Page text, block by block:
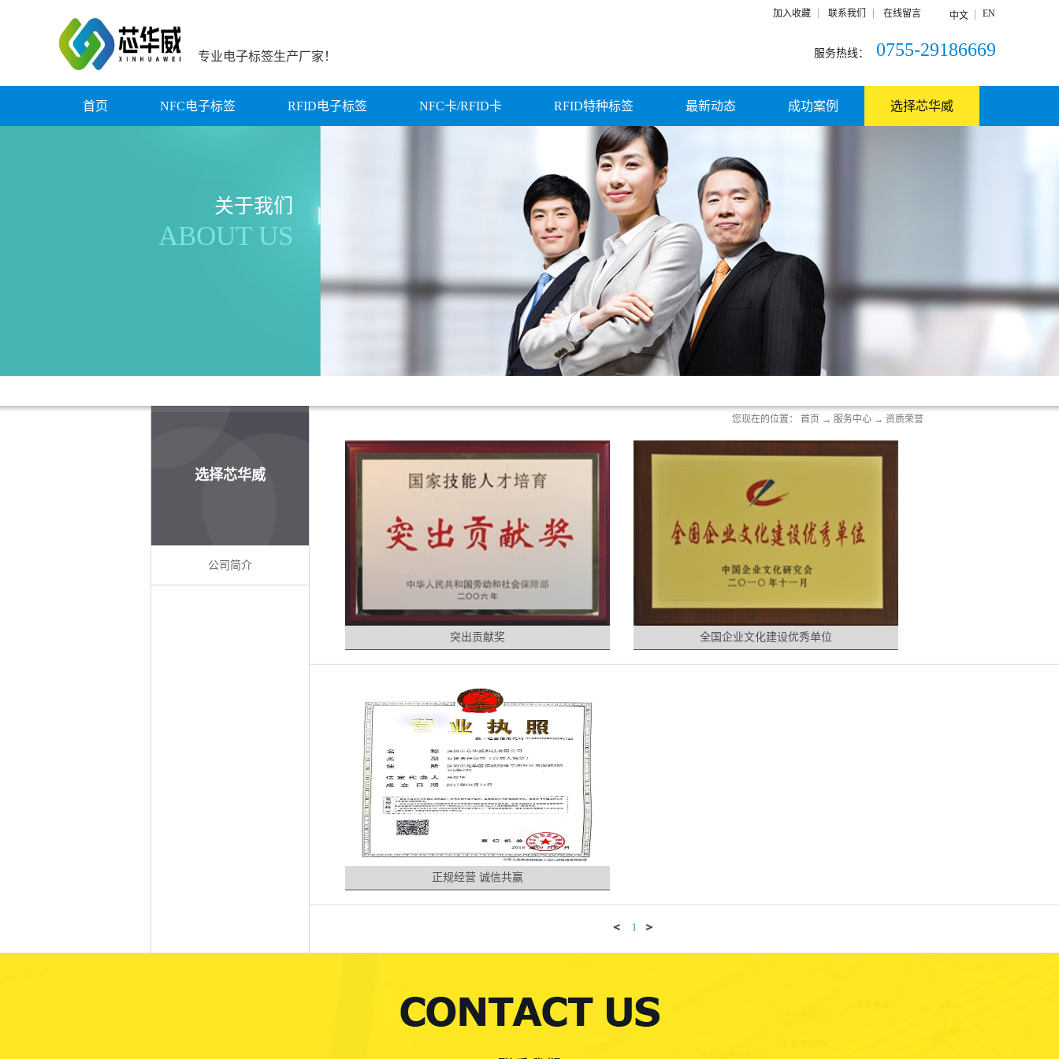
加入收藏 联系我们 在线留言 中文 EN
专业电子标签生产厂家！ 服务热线： 0755-29186669
首页 NFC电子标签 RFID电子标签 NFC卡/RFID卡 RFID特种标签 最新动态 成功案例 选择芯华威
关于我们
ABOUT US
选择芯华威
公司简介
您现在的位置： 首页 → 服务中心 → 资质荣誉
突出贡献奖 全国企业文化建设优秀单位
正规经营 诚信共赢
1